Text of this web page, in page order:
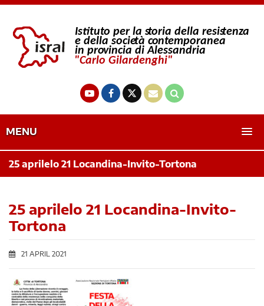
MENU
25 aprilelo 21 Locandina-Invito-Tortona
25 aprilelo 21 Locandina-Invito-
Tortona
21 APRIL 2021